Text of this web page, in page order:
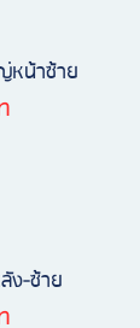
หน้าซ้าย
ง-ซ้าย